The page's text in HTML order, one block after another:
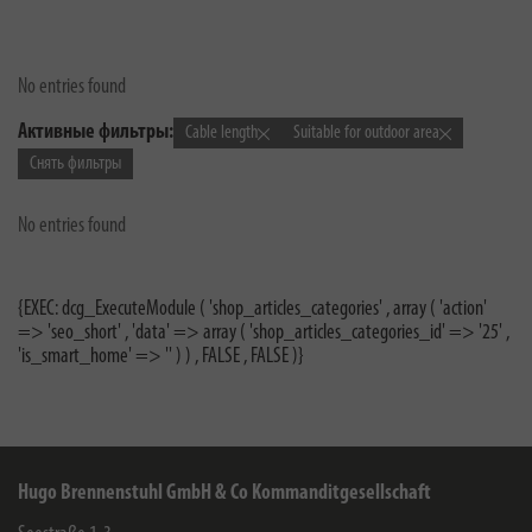
No entries found
Активные фильтры:
Cable length
Suitable for outdoor area
Снять фильтры
No entries found
{EXEC: dcg_ExecuteModule ( 'shop_articles_categories' , array ( 'action'
=> 'seo_short' , 'data' => array ( 'shop_articles_categories_id' => '25' ,
'is_smart_home' => '' ) ) , FALSE , FALSE )}
Hugo Brennenstuhl GmbH & Co Kommanditgesellschaft